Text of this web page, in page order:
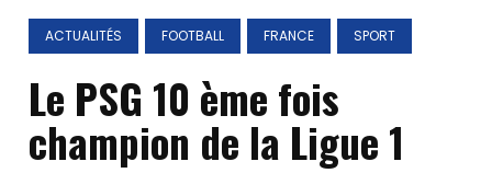
ACTUALITÉS FOOTBALL FRANCE SPORT
Le PSG 10 ème fois
champion de la Ligue 1